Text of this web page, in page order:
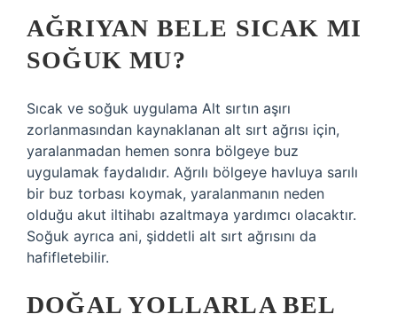
AĞRIYAN BELE SICAK MI
SOĞUK MU?
Sıcak ve soğuk uygulama Alt sırtın aşırı
zorlanmasından kaynaklanan alt sırt ağrısı için,
yaralanmadan hemen sonra bölgeye buz
uygulamak faydalıdır. Ağrılı bölgeye havluya sarılı
bir buz torbası koymak, yaralanmanın neden
olduğu akut iltihabı azaltmaya yardımcı olacaktır.
Soğuk ayrıca ani, şiddetli alt sırt ağrısını da
hafifletebilir.
DOĞAL YOLLARLA BEL